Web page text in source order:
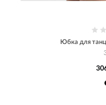
Юбка для